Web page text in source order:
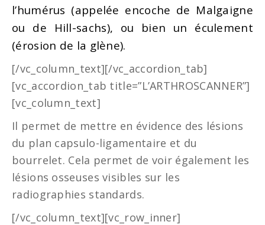
l’humérus (appelée encoche de Malgaigne
ou de Hill-sachs), ou bien un éculement
(érosion de la glène).
[/vc_column_text][/vc_accordion_tab]
[vc_accordion_tab title=”L’ARTHROSCANNER”]
[vc_column_text]
Il permet de mettre en évidence des lésions
du plan capsulo-ligamentaire et du
bourrelet. Cela permet de voir également les
lésions osseuses visibles sur les
radiographies standards.
[/vc_column_text][vc_row_inner]